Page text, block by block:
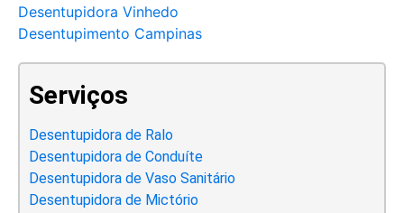
Desentupidora Vinhedo
Desentupimento Campinas
Serviços
Desentupidora de Ralo
Desentupidora de Conduíte
Desentupidora de Vaso Sanitário
Desentupidora de Mictório